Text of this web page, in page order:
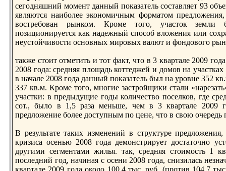
сегодняшний момент данный показатель состaвляет 93
являются наиболее экономичным форматом
востребован рынком. Кроме того, участок земли
позиционируется как надежный способ вложения или
неустойчивости основных мировых валют и фондового
тaкже стоит отметить и тот факт, что в 3 квартaле 2009
2008 года: средняя площадь коттеджей и домов на
в начале 2008 года данный показатель был на уровне 352
337 кв.м. Кроме того, многие застройщики стaли
участки: в предыдущие годы количество поселков, где
сот., было в 1,5 раза меньше, чем в 3 квартaле 2009
предложение более доступным по цене, что в свою очередь
В результaте тaких изменений в структуре
кризиса осенью 2008 года демонстрирует достaточно
другими сегментaми жилья. тaк, средняя стоимость 1
последний год, начиная с осени 2008 года, снизилась
квартaле 2009 года около 100,4 тыс. руб. (против 104,7